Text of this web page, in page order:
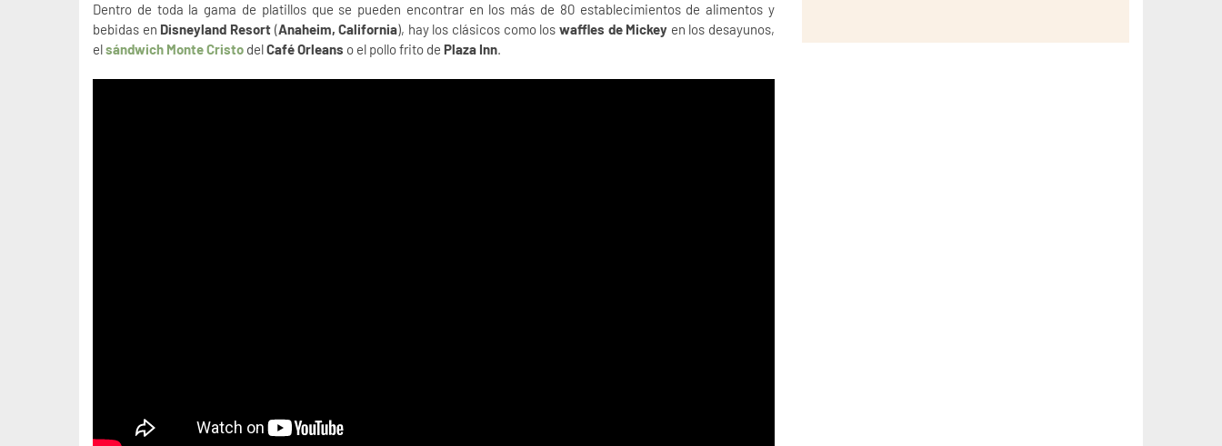
Dentro de toda la gama de platillos que se pueden encontrar en los más de 80 establecimientos de alimentos y
bebidas en Disneyland Resort (Anaheim, California), hay los clásicos como los waffles de Mickey en los desayunos,
elsándwich Monte Cristo delCafé Orleans o el pollo frito de Plaza Inn.